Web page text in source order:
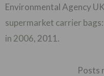
Environmental Agency
supermarket carrier
in 2006, 2011.
Posts